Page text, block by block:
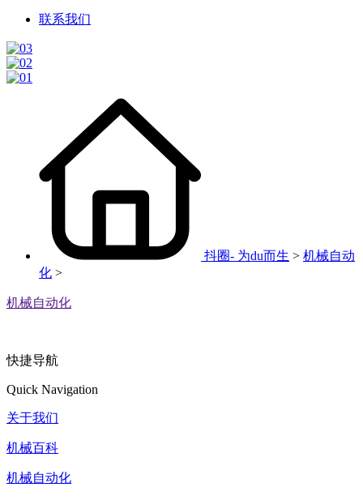
联系我们
抖圈- 为du而生 > 机械自动
化 >
机械自动化
快捷导航
Quick Navigation
关于我们
机械百科
机械自动化